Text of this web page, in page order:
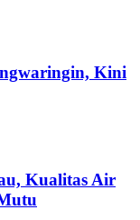
Kini
Kualitas Air